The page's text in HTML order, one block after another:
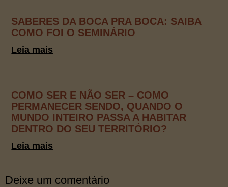
SABERES DA BOCA PRA BOCA: SAIBA
COMO FOI O SEMINÁRIO
Leia mais
COMO SER E NÃO SER – COMO
PERMANECER SENDO, QUANDO O
MUNDO INTEIRO PASSA A HABITAR
DENTRO DO SEU TERRITÓRIO?
Leia mais
Deixe um comentário